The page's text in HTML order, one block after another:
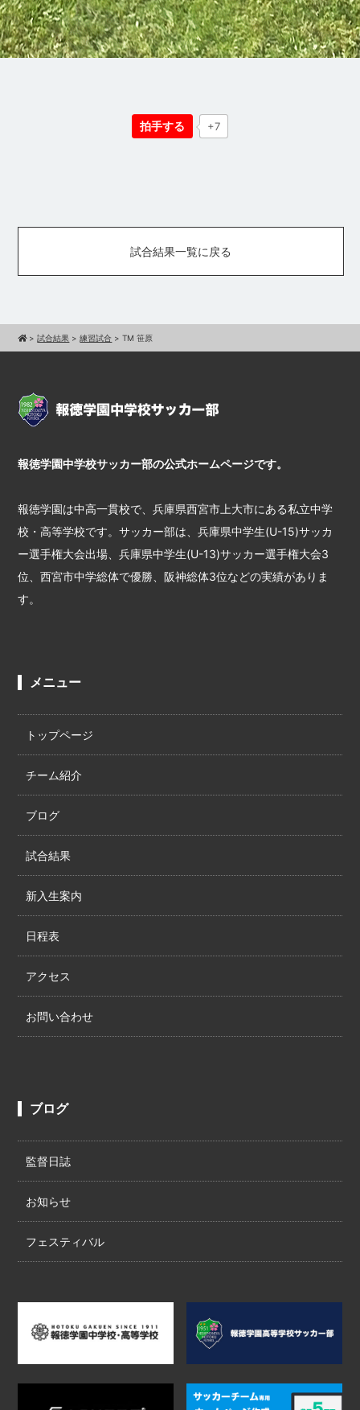
拍手する +7
試合結果一覧に戻る
>試合結果 >練習試合 >TM 笹原
報徳学園中学校サッカー部の公式ホームページです。
報徳学園は中高一貫校で、兵庫県西宮市上大市にある私立中学
校・高等学校です。サッカー部は、兵庫県中学生(U-15)サッカ
ー選手権大会出場、兵庫県中学生(U-13)サッカー選手権大会3
位、西宮市中学総体で優勝、阪神総体3位などの実績がありま
す。
メニュー
トップページ
チーム紹介
ブログ
試合結果
新入生案内
日程表
アクセス
お問い合わせ
ブログ
監督日誌
お知らせ
フェスティバル